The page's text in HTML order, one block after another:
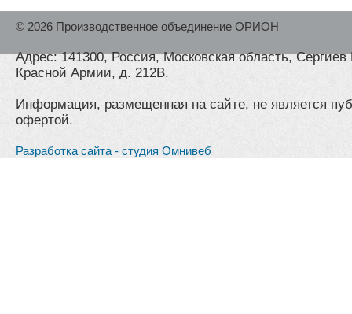
© 2026 Производственное объединение ОРИОН
Адрес: 141300, Россия, Московская область,
Красной Армии, д. 212В.
Информация, размещенная на сайте, не является
офертой.
Разработка сайта - студия Омнивеб